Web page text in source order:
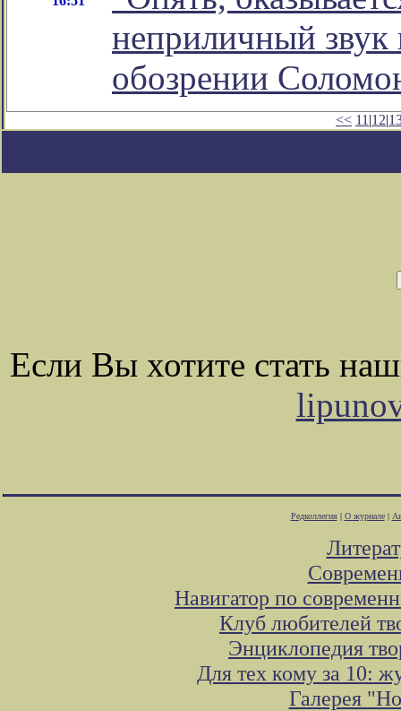
неприличный звук
обозрении
<< 11 |12|
Если Вы хотите стать
Редколлегия| О журнале|
Навигатор по
Клуб любителей
Энциклопедия
Для тех кому за 10:
Галерея